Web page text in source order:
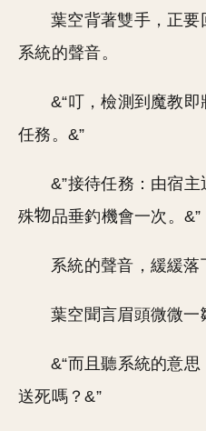
葉空背著雙手，正要
系統的聲音。
&“叮，檢測到魔教
任務。&”
&”接待任務：由宿
殊
品垂釣機會一次。&”
系統的聲音，緩緩落
葉空聞言眉頭微微一
&“而且聽系統的意思
送死嗎？&”